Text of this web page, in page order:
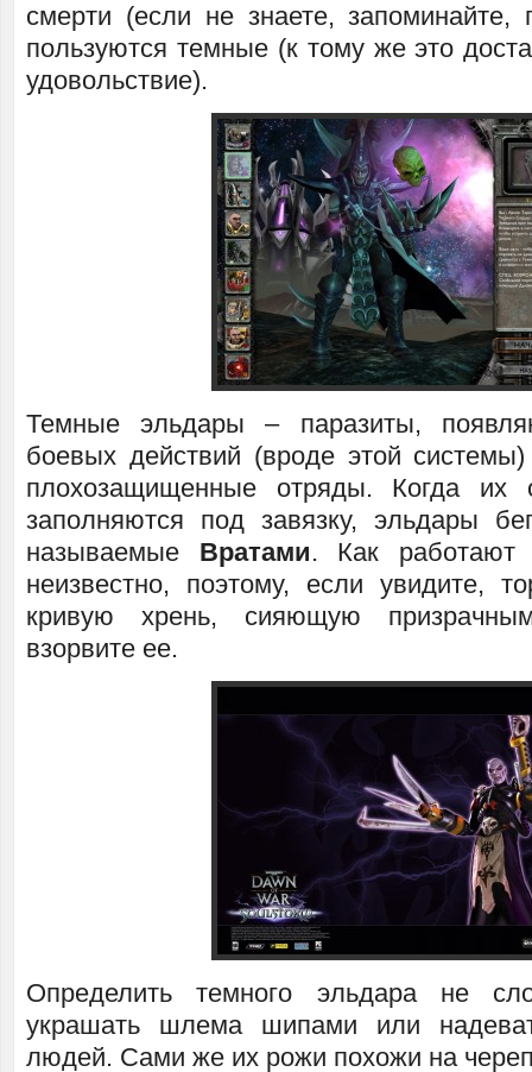
смерти (если не знаете, запоминайте,
пользуются темные (к тому же это
удовольствие).
Темные эльдары – паразиты,
боевых действий (вроде этой
плохозащищенные отряды. Когда их
заполняются под завязку, эльдары
называемые Вратами. Как работают
неизвестно, поэтому, если увидите,
кривую хрень, сияющую
взорвите ее.
Определить темного эльдара не
украшать шлема шипами или
людей. Сами же их рожи похожи на